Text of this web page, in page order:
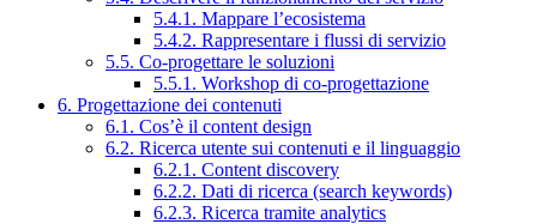
5.4.1. Mappare l’ecosistema
5.4.2. Rappresentare i flussi di servizio
5.5. Co-progettare le soluzioni
5.5.1. Workshop di co-progettazione
6. Progettazione dei contenuti
6.1. Cos’è il content design
6.2. Ricerca utente sui contenuti e il linguaggio
6.2.1. Content discovery
6.2.2. Dati di ricerca (search keywords)
6.2.3. Ricerca tramite analytics